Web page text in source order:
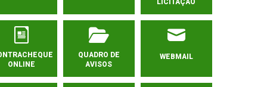
LICITAÇÃO
ONLINE
QUADRO DE
AVISOS
WEBMAIL